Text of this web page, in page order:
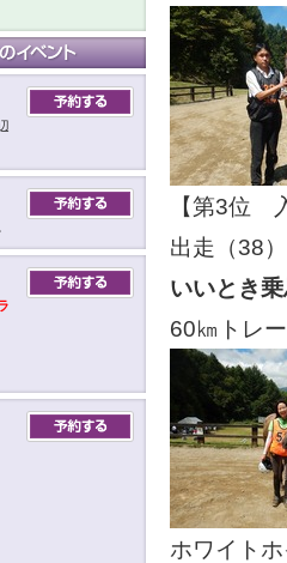
【第3位
出走（38
いいとき
60㎞トレ
ホワイト